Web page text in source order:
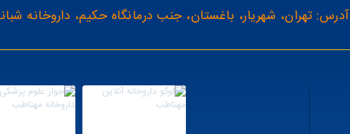
آدرس: تهران، شهریار، باغستان، جنب درمانگاه حکیم، داروخانه